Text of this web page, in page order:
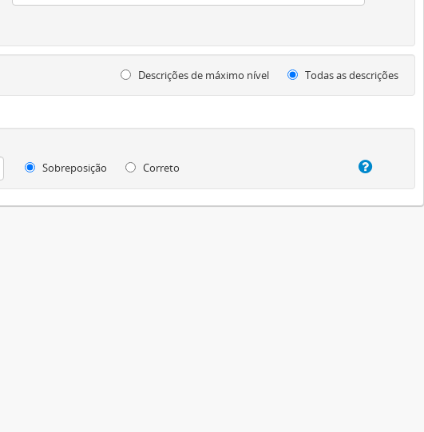
Descrições de máximo nível Todas as descrições
Sobreposição
Correto